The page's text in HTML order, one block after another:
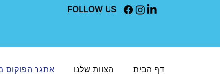
FOLLOW US
דף הבית הצוות שלנו אתגר הפוקוס